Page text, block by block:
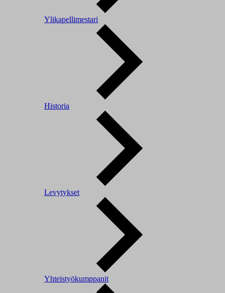
Ylikapellimestari
Historia
Levytykset
Yhteistyökumppanit